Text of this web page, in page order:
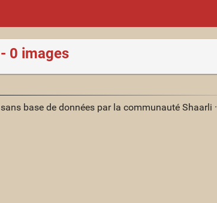
0 images
base de données par la communauté Shaarli ·